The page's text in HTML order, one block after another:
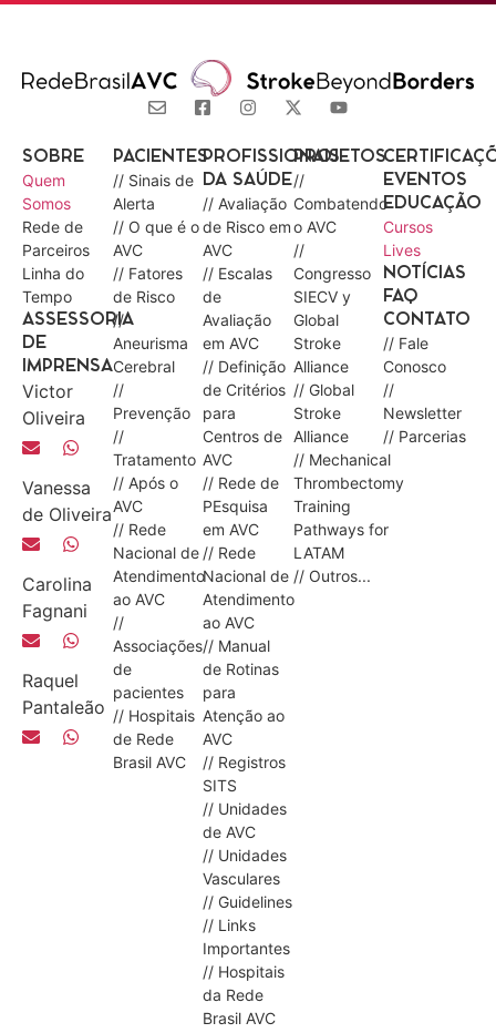
SOBRE
Quem
Somos
Rede de
Parceiros
Linha do
Tempo
ASSESSORIA
DE
IMPRENSA
Victor
Oliveira
Vanessa
de Oliveira
Carolina
Fagnani
Raquel
Pantaleão
PACIENTES
// Sinais de
Alerta
// O que é o
AVC
// Fatores
de Risco
//
Aneurisma
Cerebral
//
Prevenção
//
Tratamento
// Após o
AVC
// Rede
Nacional de
Atendimento
ao AVC
//
Associações
de
pacientes
// Hospitais
de Rede
Brasil AVC
PROFISSIONAIS
DA SAÚDE
// Avaliação
de Risco em
AVC
// Escalas
de
Avaliação
em AVC
// Definição
de Critérios
para
Centros de
AVC
// Rede de
PEsquisa
em AVC
// Rede
Nacional de
Atendimento
ao AVC
// Manual
de Rotinas
para
Atenção ao
AVC
// Registros
SITS
// Unidades
de AVC
// Unidades
Vasculares
// Guidelines
// Links
Importantes
// Hospitais
da Rede
Brasil AVC
PROJETOS
//
Combatendo
o AVC
//
Congresso
SIECV y
Global
Stroke
Alliance
// Global
Stroke
Alliance
// Mechanical
Thrombectomy
Training
Pathways for
LATAM
// Outros...
EVENTOS
EDUCAÇÃO
Cursos
Lives
NOTÍCIAS
FAQ
CONTATO
// Fale
Conosco
//
Newsletter
// Parcerias